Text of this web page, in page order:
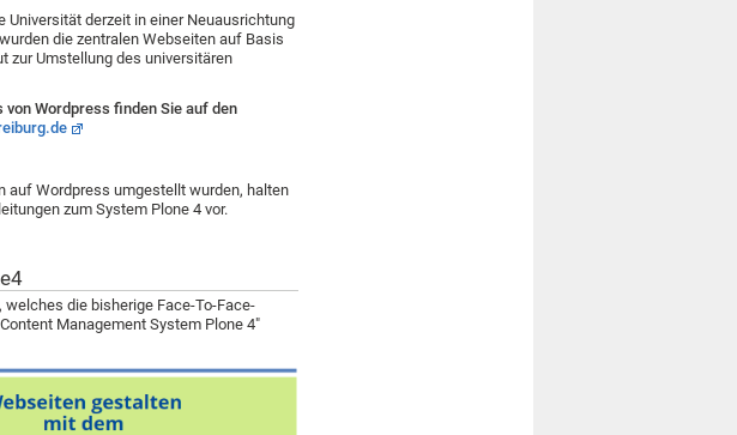
Universität derzeit in einer Neuausrichtung
die zentralen Webseiten auf Basis
zur Umstellung des universitären
Wordpress finden Sie auf den
auf Wordpress umgestellt wurden, halten
zum System Plone 4 vor.
die bisherige Face-To-Face-
Management System Plone 4"